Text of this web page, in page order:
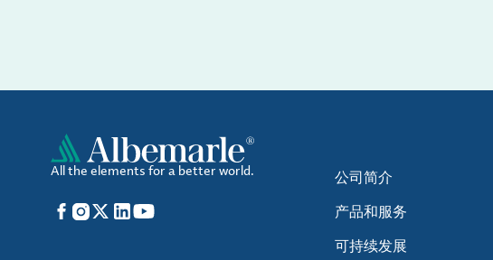
All the elements for a better world.
Facebook
Instagram
X LinkedIn
YouTube
公司简介
产品和服务
可持续发展